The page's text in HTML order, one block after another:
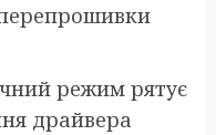
режим рятує
драйвера